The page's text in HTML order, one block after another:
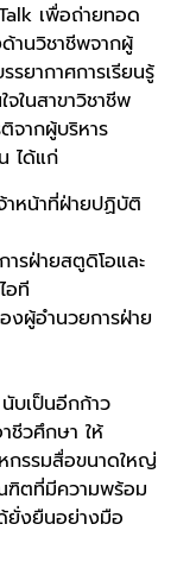
เพื่อถ่ายทอด
านวิชาชีพจากผู้
รยากาศการเรียนรู้
ในสาขาวิชาชีพ
จากผู้บริหาร
ได้แก่
าหน้าที่ฝ่ายปฏิบัติ
รฝ่ายสตูดิโอและ
อที
งผู้อำนวยการฝ่าย
บเป็นอีกก้าว
ชีวศึกษา ให้
กรรมสื่อขนาดใหญ่
ฑิตที่มีความพร้อม
ยั่งยืนอย่างมือ